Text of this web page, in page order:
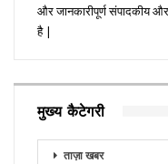
और जानकारीपूर्ण संपादकीय
है |
मुख्य कैटेगरी
ताज़ा खबर